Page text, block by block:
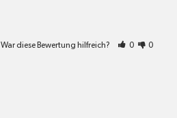
War diese Bewertung hilfreich? 0 0